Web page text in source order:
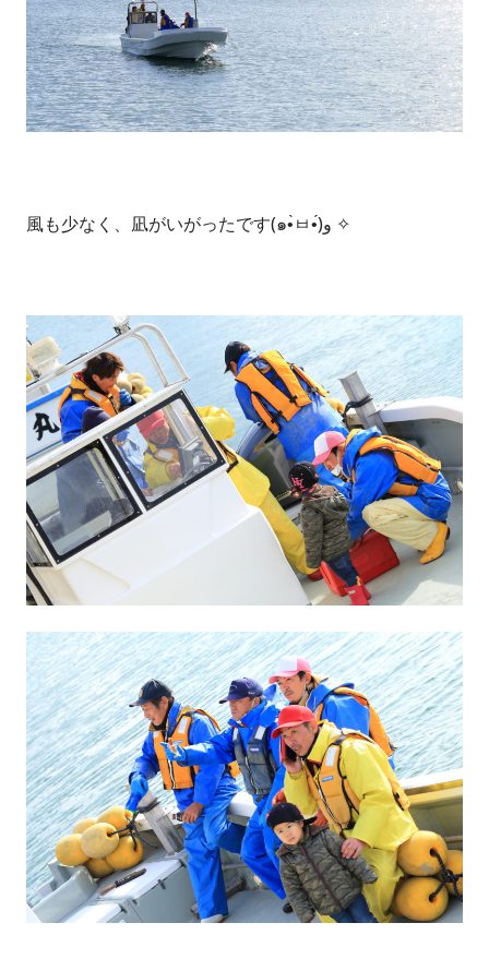
風も少なく、凪がいがったです(๑•̀ㅂ•́)و ✧